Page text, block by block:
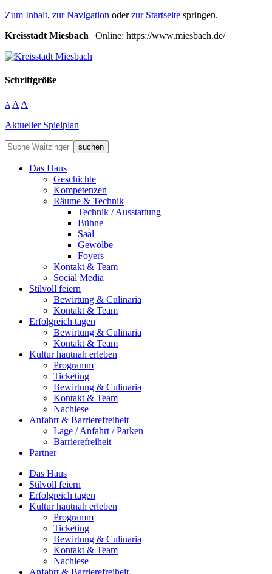
Zum Inhalt, zur Navigation oderzur Startseite springen.
Kreisstadt Miesbach | Online: https://www.miesbach.de/
Schriftgröße
A A A
Aktueller Spielplan
suchen
Das Haus
Geschichte
Kompetenzen
Räume & Technik
Technik / Ausstattung
Bühne
Saal
Gewölbe
Foyers
Kontakt & Team
Social Media
Stilvoll feiern
Bewirtung & Culinaria
Kontakt & Team
Erfolgreich tagen
Bewirtung & Culinaria
Kontakt & Team
Kultur hautnah erleben
Programm
Ticketing
Bewirtung & Culinaria
Kontakt & Team
Nachlese
Anfahrt & Barrierefreiheit
Lage / Anfahrt / Parken
Barrierefreiheit
Partner
Das Haus
Stilvoll feiern
Erfolgreich tagen
Kultur hautnah erleben
Programm
Ticketing
Bewirtung & Culinaria
Kontakt & Team
Nachlese
Anfahrt & Barrierefreiheit